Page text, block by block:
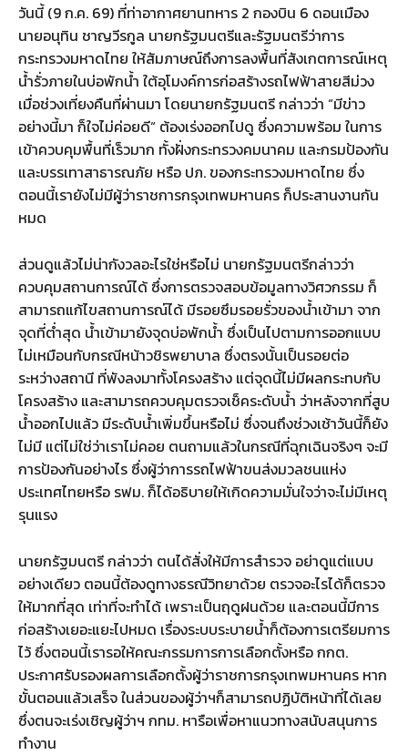
วันนี้ (9 ก.ค. 69) ที่ท่าอากาศยานทหาร 2 กองบิน 6 ดอนเมือง
นายอนุทิน ชาญวีรกูล นายกรัฐมนตรีและรัฐมนตรีว่าการ
กระทรวงมหาดไทย ให้สัมภาษณ์ถึงการลงพื้นที่สังเกตการณ์เหตุ
น้ำรั่วภายในบ่อพักน้ำ ใต้อุโมงค์การก่อสร้างรถไฟฟ้าสายสีม่วง
เมื่อช่วงเที่ยงคืนที่ผ่านมา โดยนายกรัฐมนตรี กล่าวว่า “มีข่าว
อย่างนี้มา ก็ใจไม่ค่อยดี“ ต้องเร่งออกไปดู ซึ่งความพร้อม ในการ
เข้าควบคุมพื้นที่เร็วมาก ทั้งฝั่งกระทรวงคมนาคม และกรมป้องกัน
และบรรเทาสาธารณภัย หรือ ปภ. ของกระทรวงมหาดไทย ซึ่ง
ตอนนี้เรายังไม่มีผู้ว่าราชการกรุงเทพมหานคร ก็ประสานงานกัน
หมด
ส่วนดูแล้วไม่น่ากังวลอะไรใช่หรือไม่ นายกรัฐมนตรีกล่าวว่า
ควบคุมสถานการณ์ได้ ซึ่งการตรวจสอบข้อมูลทางวิศวกรรม ก็
สามารถแก้ไขสถานการณ์ได้ มีรอยซึมรอยรั่วของน้ำเข้ามา จาก
จุดที่ต่ำสุด น้ำเข้ามายังจุดบ่อพักน้ำ ซึ่งเป็นไปตามการออกแบบ
ไม่เหมือนกับกรณีหน้าวชิรพยาบาล ซึ่งตรงนั้นเป็นรอยต่อ
ระหว่างสถานี ที่พังลงมาทั้งโครงสร้าง แต่จุดนี้ไม่มีผลกระทบกับ
โครงสร้าง และสามารถควบคุมตรวจเช็คระดับน้ำ ว่าหลังจากที่สูบ
น้ำออกไปแล้ว มีระดับน้ำเพิ่มขึ้นหรือไม่ ซึ่งจนถึงช่วงเช้าวันนี้ก็ยัง
ไม่มี แต่ไม่ใช่ว่าเราไม่คอย ตนถามแล้วในกรณีที่ฉุกเฉินจริงๆ จะมี
การป้องกันอย่างไร ซึ่งผู้ว่าการรถไฟฟ้าขนส่งมวลชนแห่ง
ประเทศไทยหรือ รฟม. ก็ได้อธิบายให้เกิดความมั่นใจว่าจะไม่มีเหตุ
รุนแรง
นายกรัฐมนตรี กล่าวว่า ตนได้สั่งให้มีการสำรวจ อย่าดูแต่แบบ
อย่างเดียว ตอนนี้ต้องดูทางธรณีวิทยาด้วย ตรวจอะไรได้ก็ตรวจ
ให้มากที่สุด เท่าที่จะทำได้ เพราะเป็นฤดูฝนด้วย และตอนนี้มีการ
ก่อสร้างเยอะแยะไปหมด เรื่องระบบระบายน้ำก็ต้องการเตรียมการ
ไว้ ซึ่งตอนนี้เรารอให้คณะกรรมการการเลือกตั้งหรือ กกต.
ประกาศรับรองผลการเลือกตั้งผู้ว่าราชการกรุงเทพมหานคร หาก
ขั้นตอนแล้วเสร็จ ในส่วนของผู้ว่าฯก็สามารถปฏิบัติหน้าที่ได้เลย
ซึ่งตนจะเร่งเชิญผู้ว่าฯ กทม. หารือเพื่อหาแนวทางสนับสนุนการ
ทำงาน